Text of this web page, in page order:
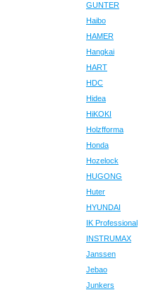
GUNTER
Haibo
HAMER
Hangkai
HART
HDC
Hidea
HiKOKI
Holzfforma
Honda
Hozelock
HUGONG
Huter
HYUNDAI
IK Professional
INSTRUMAX
Janssen
Jebao
Junkers